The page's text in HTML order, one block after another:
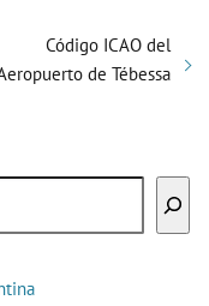
Código ICAO del
de Tébessa